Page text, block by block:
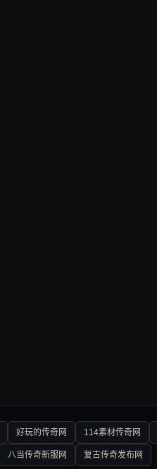
好玩的传奇网 114素材传奇网
八当传奇新服网 复古传奇发布网